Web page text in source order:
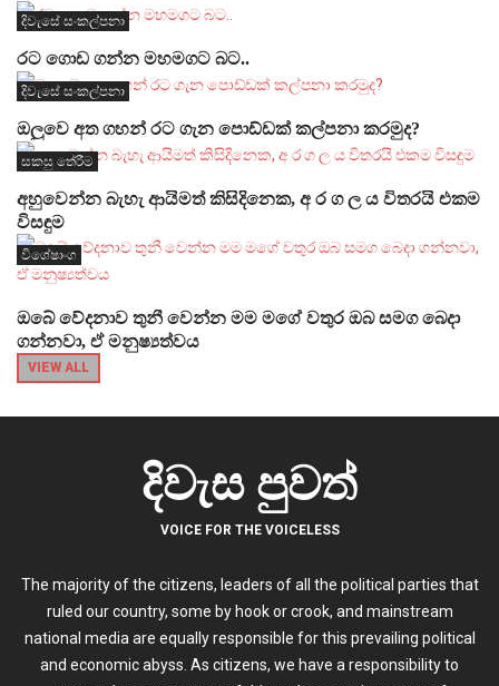
දිවැසේ සංකල්පනා
රට ගොඩ ගන්න මහමගට බට..
දිවැසේ සංකල්පනා
ඔලුවෙ අත ගහන් රට ගැන පොඩ්ඩක් කල්පනා කරමුද?
සකසු තේරීම
අහුවෙන්න බැහැ ආයිමත් කිසිදිනෙක, අ ර ග ල ය විතරයි එකම
විසඳුම
විශේෂාංග
ඔබේ වේදනාව තුනී වෙන්න මම මගේ වතුර ඔබ සමග බෙදා
ගන්නවා, ඒ මනුෂ්‍යත්වය
VIEW ALL
දිවැස පුවත්
VOICE FOR THE VOICELESS
The majority of the citizens, leaders of all the political parties that
ruled our country, some by hook or crook, and mainstream
national media are equally responsible for this prevailing political
and economic abyss. As citizens, we have a responsibility to